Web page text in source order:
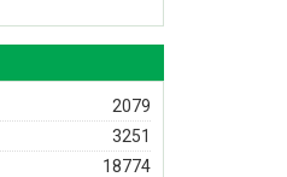
2079
3251
18774